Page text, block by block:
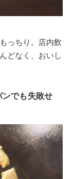
っちり。店内飲
どなく、おいし
でも失敗せ